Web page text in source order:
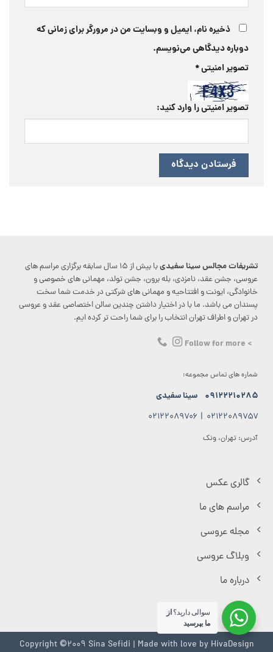
ذخیره نام، ایمیل و وبسایت من در مرورگر برای زمانی که
دوباره دیدگاهی می‌نویسم.
تصویر امنیتی*
تصویر امنیتی را وارد کنید:
تشریفات مجالس سینا سفیدی
با بیش از ۱۵ سال سابقه برگزاری مراسم های
عروسی، جشن عقد، نامزدی، بله برون، جشن تولد، مهمانی های خصوصی و
خانوادگی، ایونت و افتتاحیه و مهمانی های شرکتی در خدمت شما سخت
پسندان می باشد. ما با در اختیار داشتن چندین سالن اختصاصی عقد و عروسی
در تهران و اطراف تهران انتخاب را برای شما راحت تر کرده ایم.
> Follow for more
شماره های تماس مجموعه:
۰۹۱۲۲۲۱۰۲۸۵ سینا سفیدی
۰۲۱۲۲۰۸۹۷۵۷ | ۰۲۱۲۲۰۸۹۷۰۶
آدرس: تهران، ونک
گالری عکس
مراسم های ما
مجله عروسی
وبلاگ عروسی
درباره ما
Copyright ©2009 Sina Sefidi | Made with love by HivaDesign
سوالی دارید؟ از
ما بپرسید